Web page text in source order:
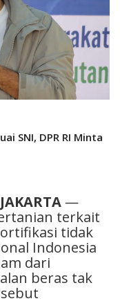
SNI, DPR RI Minta
—
terkait
tidak
Indonesia
dari
beras tak